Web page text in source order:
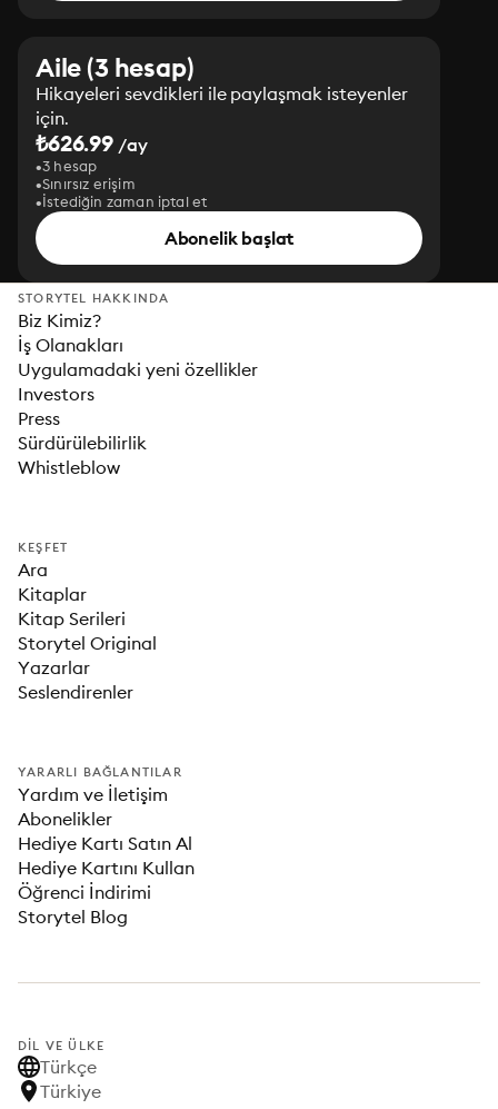
Aile (3 hesap)
Hikayeleri sevdikleri ile paylaşmak isteyenler
için.
₺626.99 /ay
3 hesap
Sınırsız erişim
İstediğin zaman iptal et
Abonelik başlat
STORYTEL HAKKINDA
Biz Kimiz?
İş Olanakları
Uygulamadaki yeni özellikler
Investors
Press
Sürdürülebilirlik
Whistleblow
KEŞFET
Ara
Kitaplar
Kitap Serileri
Storytel Original
Yazarlar
Seslendirenler
YARARLI BAĞLANTILAR
Yardım ve İletişim
Abonelikler
Hediye Kartı Satın Al
Hediye Kartını Kullan
Öğrenci İndirimi
Storytel Blog
DIL VE ÜLKE
Türkçe
Türkiye